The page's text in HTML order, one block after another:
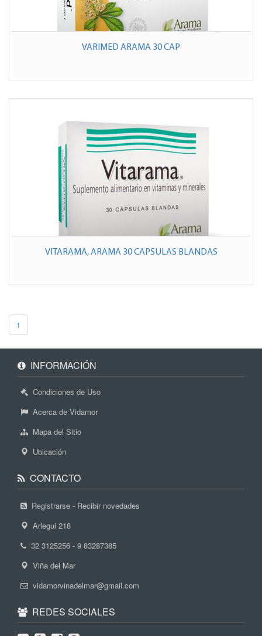
VARIMED ARAMA 30 CAP
VITARAMA, ARAMA 30 CAPSULAS BLANDAS
1
INFORMACIÓN
Condiciones de Uso
Acerca de Vidamor
Mapa del Sitio
Ubicación
CONTACTO
Registrarse - Recibir novedades
Arlegui 218
32 3125256 - 9 83287385
Viña del Mar
vidamorvinadelmar@gmail.com
REDES SOCIALES